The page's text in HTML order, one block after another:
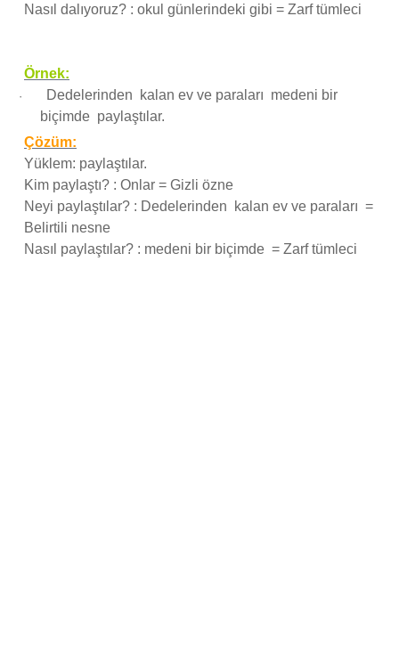
Nasıl dalıyoruz? : okul günlerindeki gibi = Zarf tümleci
Örnek:
·
Dedelerinden kalan ev ve paraları medeni bir
biçimde paylaştılar.
Çözüm:
Yüklem: paylaştılar.
Kim paylaştı? : Onlar = Gizli özne
Neyi paylaştılar? : Dedelerinden kalan ev ve paraları =
Belirtili nesne
Nasıl paylaştılar? : medeni bir biçimde = Zarf tümleci